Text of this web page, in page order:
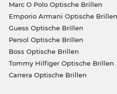
Marc O Polo Optische Brillen
Emporio Armani Optische Brillen
Guess Optische Brillen
Persol Optische Brillen
Boss Optische Brillen
Tommy Hilfiger Optische Brillen
Carrera Optische Brillen